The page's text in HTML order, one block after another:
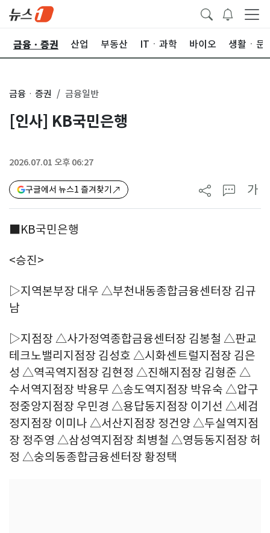
금융ㆍ증권 산업 부동산 ITㆍ과학 바이오 생활ㆍ문
금융ㆍ증권 금융일반
[인사] KB국민은행
2026.07.01 오후 06:27
구글에서 뉴스1 즐겨찾기 가
■KB국민은행
<승진>
▷지역본부장 대우 △부천내동종합금융센터장 김규
남
▷지점장 △사가정역종합금융센터장 김봉철 △판교
테크노밸리지점장 김성호 △시화센트럴지점장 김은
성 △역곡역지점장 김현정 △진해지점장 김형준 △
수서역지점장 박용무 △송도역지점장 박유숙 △압구
정중앙지점장 우민경 △용답동지점장 이기선 △세검
정지점장 이미나 △서산지점장 정건양 △두실역지점
장 정주영 △삼성역지점장 최병철 △영등동지점장 허
정 △숭의동종합금융센터장 황정택